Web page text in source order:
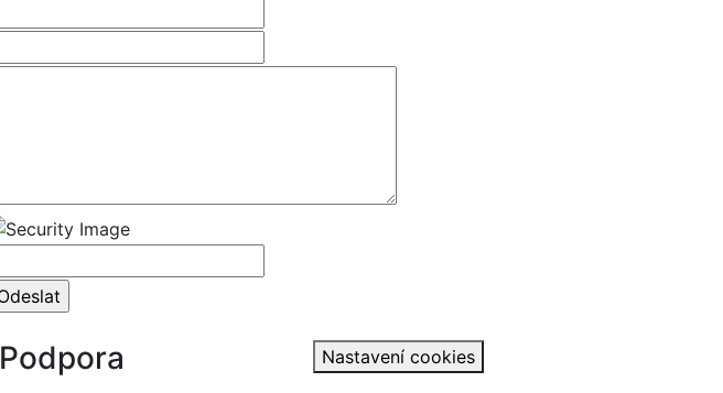
Podpora Nastavení cookies